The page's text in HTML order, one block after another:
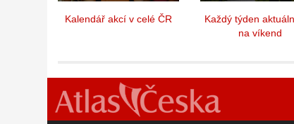
Kalendář akcí v celé ČR
Každý týden
na víkend